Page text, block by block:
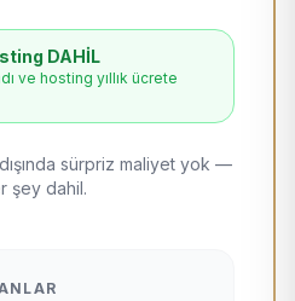
DAHİL
ve hosting yıllık ücrete
dışında sürpriz maliyet yok —
şey dahil.